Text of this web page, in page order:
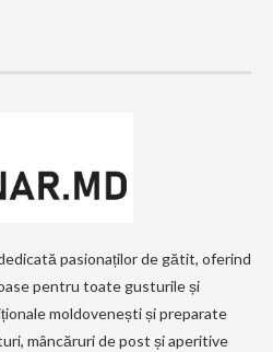
pasionaților de gătit, oferind
pentru toate gusturile și
moldovenești și preparate
mâncăruri de post și aperitive